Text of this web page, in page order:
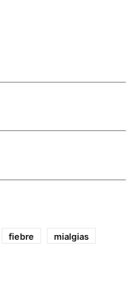
fiebre
mialgias